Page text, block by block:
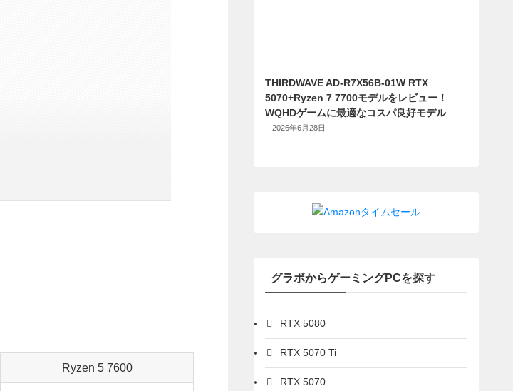
Ryzen 5 7600
THIRDWAVE AD-R7X56B-01W RTX
5070+Ryzen 7 7700モデルをレビュー！
WQHDゲームに最適なコスパ良好モデル
2026年6月28日
グラボからゲーミングPCを探す
RTX 5080
RTX 5070 Ti
RTX 5070